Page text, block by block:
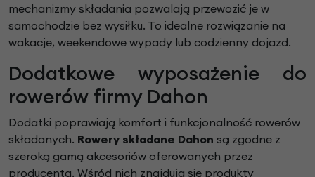
mechanizmy składania pozwalają przewozić je w
samochodzie bez wysiłku. To idealne rozwiązanie na
wakacje, weekendowe wypady lub codzienny dojazd.
Dodatkowe wyposażenie do
rowerów firmy Dahon
Dodatki poprawiają komfort i funkcjonalność rowerów
składanych. Rowery składane Dahon są zgodne z
szeroką gamą akcesoriów oferowanych przez
producenta. Wśród nich znajdują się produkty